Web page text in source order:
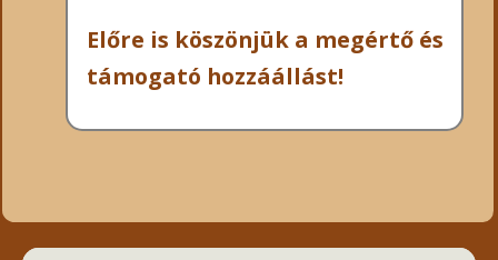
Előre is köszönjük a megértő és
támogató hozzáállást!